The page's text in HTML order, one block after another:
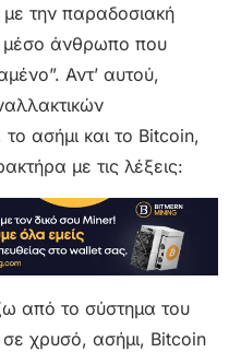
την παραδοσιακή
μέσο άνθρωπο που
Αντ’ αυτού,
ασήμι και το Bitcoin,
με τις λέξεις:
από το σύστημα του
χρυσό, ασήμι, Bitcoin